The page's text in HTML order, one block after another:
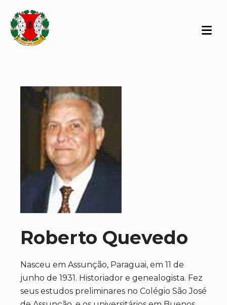
Roberto Quevedo
Nasceu em Assunção, Paraguai, em 11 de
junho de 1931. Historiador e genealogista. Fez
seus estudos preliminares no Colégio São José